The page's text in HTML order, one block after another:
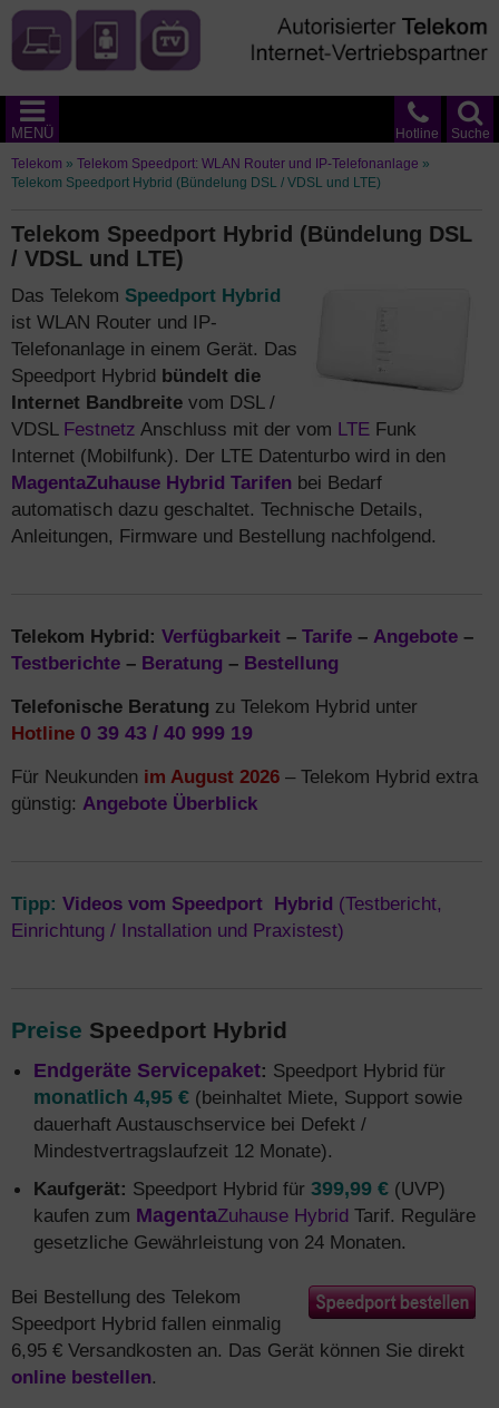
Suche
Hotline
MENÜ
Telekom » Telekom Speedport: WLAN Router und IP-Telefonanlage »
Telekom Speedport Hybrid (Bündelung DSL / VDSL und LTE)
Telekom Speedport Hybrid (Bündelung DSL
/ VDSL und LTE)
Das Telekom Speedport Hybrid
ist WLAN Router und IP-
Telefonanlage in einem Gerät. Das
Speedport Hybrid bündelt die
Internet Bandbreite vom DSL /
VDSL Festnetz Anschluss mit der vom LTE Funk
Internet (Mobilfunk). Der LTE Datenturbo wird in den
MagentaZuhause Hybrid Tarifen bei Bedarf
automatisch dazu geschaltet. Technische Details,
Anleitungen, Firmware und Bestellung nachfolgend.
Telekom Hybrid: Verfügbarkeit – Tarife – Angebote –
Testberichte – Beratung – Bestellung
Telefonische Beratung zu Telekom Hybrid unter
Hotline 0 39 43 / 40 999 19
Für Neukunden im August 2026 – Telekom Hybrid extra
günstig: Angebote Überblick
Tipp: Videos vom Speedport Hybrid (Testbericht,
Einrichtung / Installation und Praxistest)
Preise Speedport Hybrid
Endgeräte Servicepaket: Speedport Hybrid für
monatlich 4,95 € (beinhaltet Miete, Support sowie
dauerhaft Austauschservice bei Defekt /
Mindestvertragslaufzeit 12 Monate).
Kaufgerät: Speedport Hybrid für 399,99 € (UVP)
kaufen zum MagentaZuhause Hybrid Tarif. Reguläre
gesetzliche Gewährleistung von 24 Monaten.
Bei Bestellung des Telekom
Speedport Hybrid fallen einmalig
6,95 € Versandkosten an. Das Gerät können Sie direkt
online bestellen.